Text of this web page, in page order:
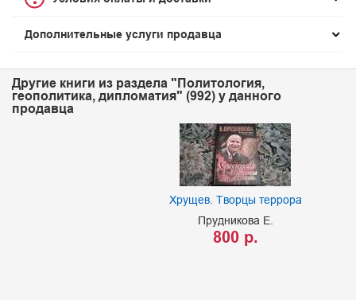
Дополнительные услуги продавца
Другие книги из раздела "Политология,
геополитика, дипломатия" (992) у данного
продавца
Хрущев. Творцы террора